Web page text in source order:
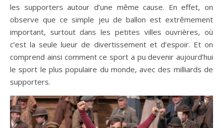
les supporters autour d’une même cause. En effet, on
observe que ce simple jeu de ballon est extrêmement
important, surtout dans les petites villes ouvrières, où
c’est la seule lueur de divertissement et d’espoir. Et on
comprend ainsi comment ce sport a pu devenir aujourd’hui
le sport le plus populaire du monde, avec des milliards de
supporters.